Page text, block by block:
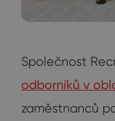
Společnost
odborníků v
zaměstnanců